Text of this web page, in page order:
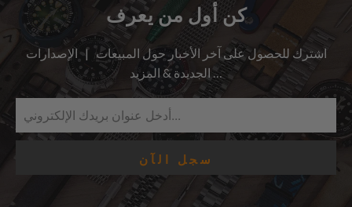
كن أول من يعرف
اشترك للحصول على آخر الأخبار حول المبيعات | الإصدارات
الجديدة & المزيد …